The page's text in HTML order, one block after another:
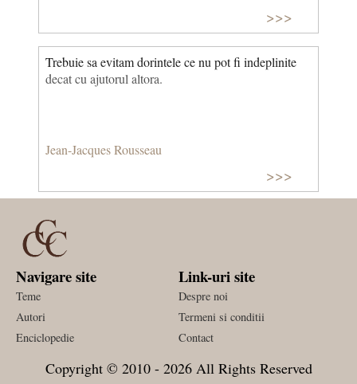
>>>
Trebuie sa evitam dorintele ce nu pot fi indeplinite
decat cu ajutorul altora.
Jean-Jacques Rousseau
>>>
Navigare site
Teme
Autori
Enciclopedie
Link-uri site
Despre noi
Termeni si conditii
Contact
Copyright © 2010 - 2026 All Rights Reserved